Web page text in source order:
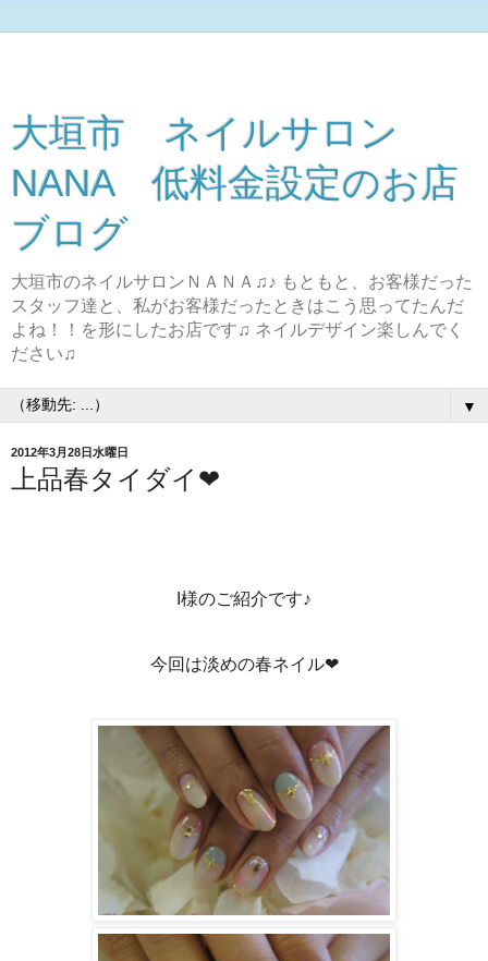
大垣市 ネイルサロン
NANA 低料金設定のお店
ブログ
大垣市のネイルサロンＮＡＮＡ♫♪ もともと、お客様だった
スタッフ達と、私がお客様だったときはこう思ってたんだ
よね！！を形にしたお店です♫ ネイルデザイン楽しんでく
ださい♫
▼
2012年3月28日水曜日
上品春タイダイ❤
I様のご紹介です♪
今回は淡めの春ネイル❤